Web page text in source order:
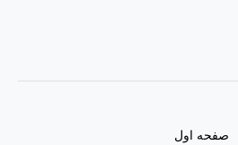
صفحه اول